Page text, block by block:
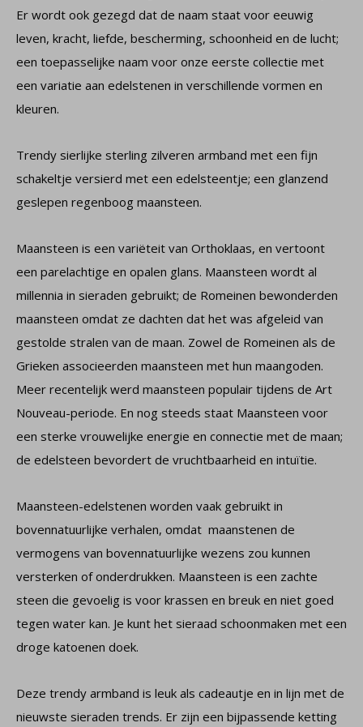
Er wordt ook gezegd dat de naam staat voor eeuwig
leven, kracht, liefde, bescherming, schoonheid en de lucht;
een toepasselijke naam voor onze eerste collectie met
een variatie aan edelstenen in verschillende vormen en
kleuren.
Trendy sierlijke sterling zilveren armband met een fijn
schakeltje versierd met een edelsteentje; een glanzend
geslepen regenboog maansteen.
Maansteen is een variëteit van Orthoklaas, en vertoont
een parelachtige en opalen glans. Maansteen wordt al
millennia in sieraden gebruikt; de Romeinen bewonderden
maansteen omdat ze dachten dat het was afgeleid van
gestolde stralen van de maan. Zowel de Romeinen als de
Grieken associeerden maansteen met hun maangoden.
Meer recentelijk werd maansteen populair tijdens de Art
Nouveau-periode. En nog steeds staat Maansteen voor
een sterke vrouwelijke energie en connectie met de maan;
de edelsteen bevordert de vruchtbaarheid en intuïtie.
Maansteen-edelstenen worden vaak gebruikt in
bovennatuurlijke verhalen, omdat maanstenen de
vermogens van bovennatuurlijke wezens zou kunnen
versterken of onderdrukken. Maansteen is een zachte
steen die gevoelig is voor krassen en breuk en niet goed
tegen water kan. Je kunt het sieraad schoonmaken met een
droge katoenen doek.
Deze trendy armband is leuk als cadeautje en in lijn met de
nieuwste sieraden trends. Er zijn een bijpassende ketting